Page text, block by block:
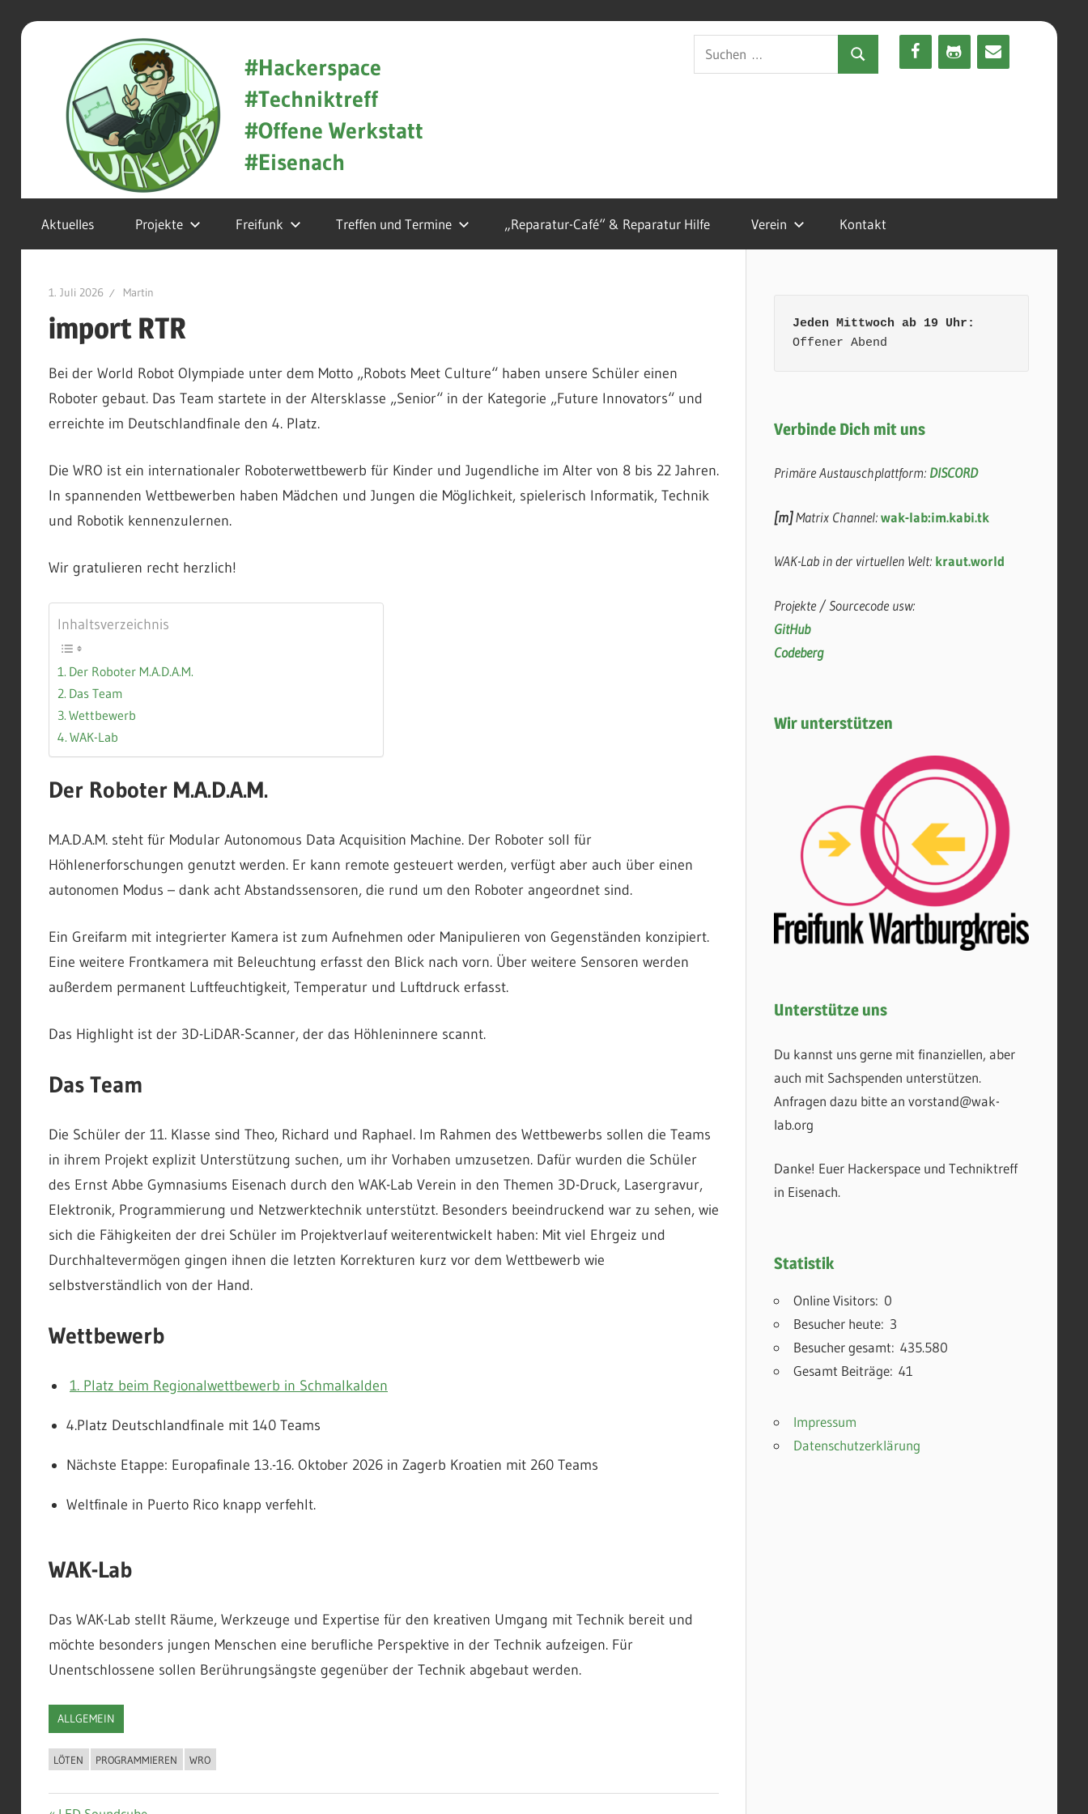
Zum
WAK-
Lab
Eisenach
#Hackerspace
#Techniktreff
#Offene Werkstatt
#Eisenach
Suchen
nach:
Suchen
Aktuelles Projekte Freifunk Treffen und Termine „Reparatur-Café“ & Reparatur Hilfe Verein Kontakt
1. Juli 2026 Martin
import RTR
Bei der World Robot Olympiade unter dem Motto „Robots Meet Culture“ haben unsere Schüler einen
Roboter gebaut. Das Team startete in der Altersklasse „Senior“ in der Kategorie „Future Innovators“ und
erreichte im Deutschlandfinale den 4. Platz.
Die WRO ist ein internationaler Roboterwettbewerb für Kinder und Jugendliche im Alter von 8 bis 22 Jahren.
In spannenden Wettbewerben haben Mädchen und Jungen die Möglichkeit, spielerisch Informatik, Technik
und Robotik kennenzulernen.
Wir gratulieren recht herzlich!
Inhaltsverzeichnis
Der Roboter M.A.D.A.M.
Das Team
Wettbewerb
WAK-Lab
Der Roboter M.A.D.A.M.
M.A.D.A.M. steht für Modular Autonomous Data Acquisition Machine. Der Roboter soll für
Höhlenerforschungen genutzt werden. Er kann remote gesteuert werden, verfügt aber auch über einen
autonomen Modus – dank acht Abstandssensoren, die rund um den Roboter angeordnet sind.
Ein Greifarm mit integrierter Kamera ist zum Aufnehmen oder Manipulieren von Gegenständen konzipiert.
Eine weitere Frontkamera mit Beleuchtung erfasst den Blick nach vorn. Über weitere Sensoren werden
außerdem permanent Luftfeuchtigkeit, Temperatur und Luftdruck erfasst.
Das Highlight ist der 3D-LiDAR-Scanner, der das Höhleninnere scannt.
Das Team
Die Schüler der 11. Klasse sind Theo, Richard und Raphael. Im Rahmen des Wettbewerbs sollen die Teams
in ihrem Projekt explizit Unterstützung suchen, um ihr Vorhaben umzusetzen. Dafür wurden die Schüler
des Ernst Abbe Gymnasiums Eisenach durch den WAK-Lab Verein in den Themen 3D-Druck, Lasergravur,
Elektronik, Programmierung und Netzwerktechnik unterstützt. Besonders beeindruckend war zu sehen, wie
sich die Fähigkeiten der drei Schüler im Projektverlauf weiterentwickelt haben: Mit viel Ehrgeiz und
Durchhaltevermögen gingen ihnen die letzten Korrekturen kurz vor dem Wettbewerb wie
selbstverständlich von der Hand.
Wettbewerb
1. Platz beim Regionalwettbewerb in Schmalkalden
4.Platz Deutschlandfinale mit 140 Teams
Nächste Etappe: Europafinale 13.-16. Oktober 2026 in Zagerb Kroatien mit 260 Teams
Weltfinale in Puerto Rico knapp verfehlt.
WAK-Lab
Das WAK-Lab stellt Räume, Werkzeuge und Expertise für den kreativen Umgang mit Technik bereit und
möchte besonders jungen Menschen eine berufliche Perspektive in der Technik aufzeigen. Für
Unentschlossene sollen Berührungsängste gegenüber der Technik abgebaut werden.
ALLGEMEIN
LÖTEN PROGRAMMIEREN WRO
Jeden Mittwoch ab 19 Uhr:
Offener Abend
Verbinde Dich mit uns
Primäre Austauschplattform: DISCORD
[m]Matrix Channel:wak-lab:im.kabi.tk
WAK-Lab in der virtuellen Welt: kraut.world
Projekte / Sourcecode usw:
GitHub
Codeberg
Wir unterstützen
Unterstütze uns
Du kannst uns gerne mit finanziellen, aber
auch mit Sachspenden unterstützen.
Anfragen dazu bitte an vorstand@wak-
lab.org
Danke! Euer Hackerspace und Techniktreff
in Eisenach.
Statistik
Online Visitors: 0
Besucher heute: 3
Besucher gesamt: 435.580
Gesamt Beiträge: 41
Impressum
Datenschutzerklärung